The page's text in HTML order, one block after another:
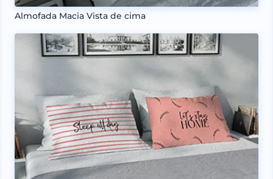
Almofada Macia Vista de cima